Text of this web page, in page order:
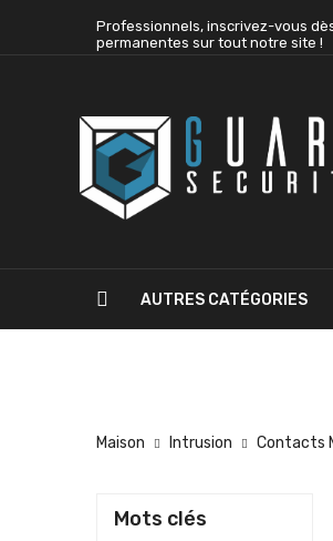
Professionnels, inscrivez-vous
permanentes sur tout notre site !
AUTRES CATÉGORIES
Maison Intrusion Contacts
Mots clés